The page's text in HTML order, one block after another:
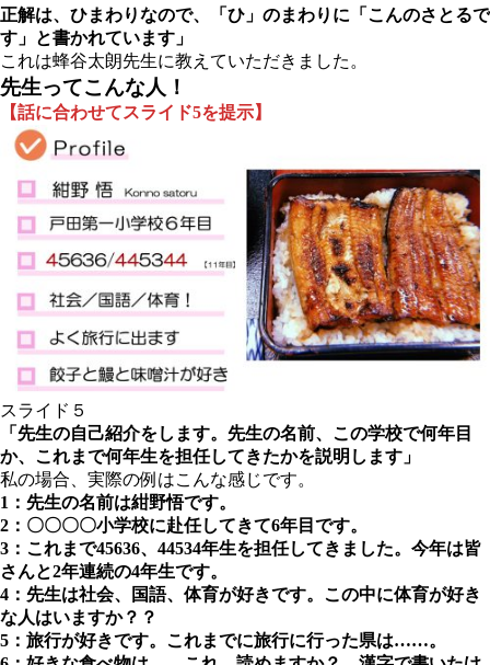
正解は、ひまわりなので、「ひ」のまわりに「こんのさとるで
す」と書かれています」
これは蜂谷太朗先生に教えていただきました。
先生ってこんな人！
【話に合わせてスライド5を提示】
スライド５
「先生の自己紹介をします。先生の名前、この学校で何年目
か、これまで何年生を担任してきたかを説明します」
私の場合、実際の例はこんな感じです。
1：先生の名前は紺野悟です。
2：〇〇〇〇小学校に赴任してきて6年目です。
3：これまで45636、44534年生を担任してきました。今年は皆
さんと2年連続の4年生です。
4：先生は社会、国語、体育が好きです。この中に体育が好き
な人はいますか？？
5：旅行が好きです。これまでに旅行に行った県は……。